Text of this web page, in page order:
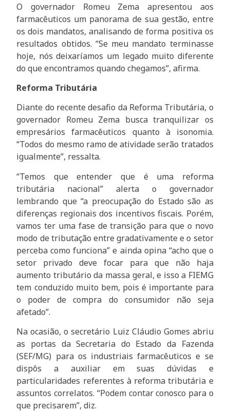
O governador Romeu Zema apresentou aos
farmacêuticos um panorama de sua gestão, entre
os dois mandatos, analisando de forma positiva os
resultados obtidos. “Se meu mandato terminasse
hoje, nós deixaríamos um legado muito diferente
do que encontramos quando chegamos”, afirma.
Reforma Tributária
Diante do recente desafio da Reforma Tributária, o
governador Romeu Zema busca tranquilizar os
empresários farmacêuticos quanto à isonomia.
“Todos do mesmo ramo de atividade serão tratados
igualmente”, ressalta.
“Temos que entender que é uma reforma
tributária nacional” alerta o governador
lembrando que “a preocupação do Estado são as
diferenças regionais dos incentivos fiscais. Porém,
vamos ter uma fase de transição para que o novo
modo de tributação entre gradativamente e o setor
perceba como funciona” e ainda opina “acho que o
setor privado deve focar para que não haja
aumento tributário da massa geral, e isso a FIEMG
tem conduzido muito bem, pois é importante para
o poder de compra do consumidor não seja
afetado”.
Na ocasião, o secretário Luiz Cláudio Gomes abriu
as portas da Secretaria do Estado da Fazenda
(SEF/MG) para os industriais farmacêuticos e se
dispôs a auxiliar em suas dúvidas e
particularidades referentes à reforma tributária e
assuntos correlatos. “Podem contar conosco para o
que precisarem”, diz.